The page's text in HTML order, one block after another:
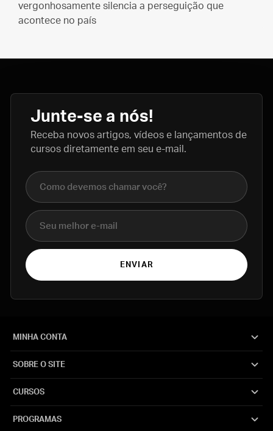
vergonhosamente silencia a perseguição que
acontece no país
Junte-se a nós!
Receba novos artigos, vídeos e lançamentos de
cursos diretamente em seu e-mail.
Nome completo
E-mail
ENVIAR
MINHA CONTA
SOBRE O SITE
CURSOS
PROGRAMAS